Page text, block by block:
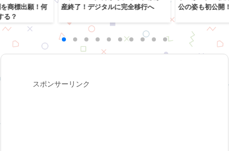
商標出願！何
る？
産終了！デジタルに完全移行へ
公の姿も初公開
スポンサーリンク